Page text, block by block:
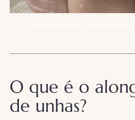
O que é o
de unhas?